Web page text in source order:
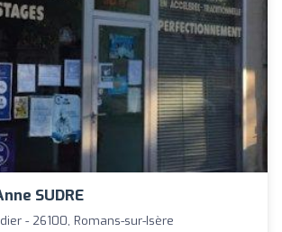
SUDRE
- 26100, Romans-sur-Isère